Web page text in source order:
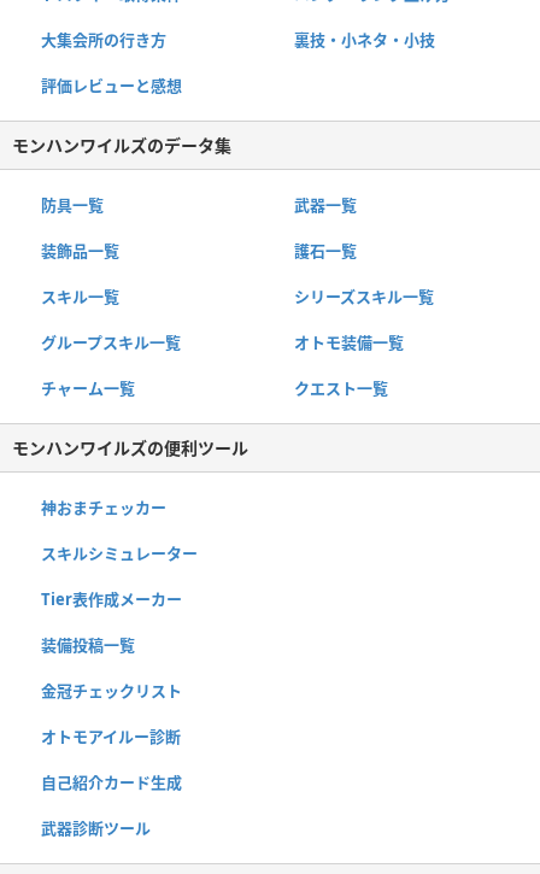
大集会所の行き方 裏技・小ネタ・小技
評価レビューと感想
モンハンワイルズのデータ集
防具一覧 武器一覧
装飾品一覧 護石一覧
スキル一覧 シリーズスキル一覧
グループスキル一覧 オトモ装備一覧
チャーム一覧 クエスト一覧
モンハンワイルズの便利ツール
神おまチェッカー
スキルシミュレーター
Tier表作成メーカー
装備投稿一覧
金冠チェックリスト
オトモアイルー診断
自己紹介カード生成
武器診断ツール